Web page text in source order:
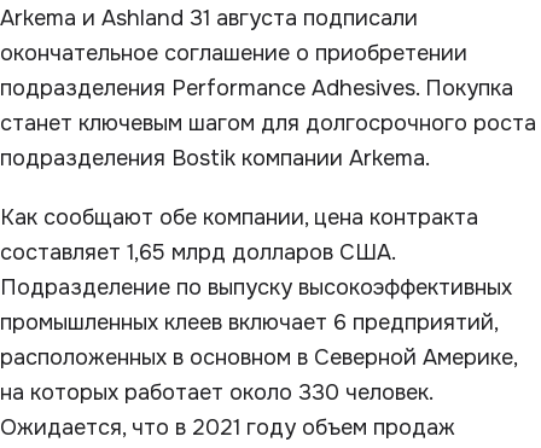
Arkema и Ashland 31 августа подписали
окончательное соглашение о приобретении
подразделения Performance Adhesives. Покупка
станет ключевым шагом для долгосрочного роста
подразделения Bostik компании Arkema.
Как сообщают обе компании, цена контракта
составляет 1,65 млрд долларов США.
Подразделение по выпуску высокоэффективных
промышленных клеев включает 6 предприятий,
расположенных в основном в Северной Америке,
на которых работает около 330 человек.
Ожидается, что в 2021 году объем продаж